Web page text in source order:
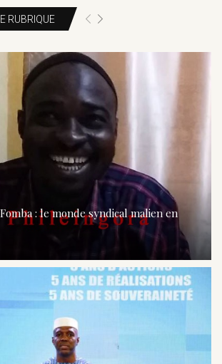
RUBRIQUE
: le monde syndical malien en